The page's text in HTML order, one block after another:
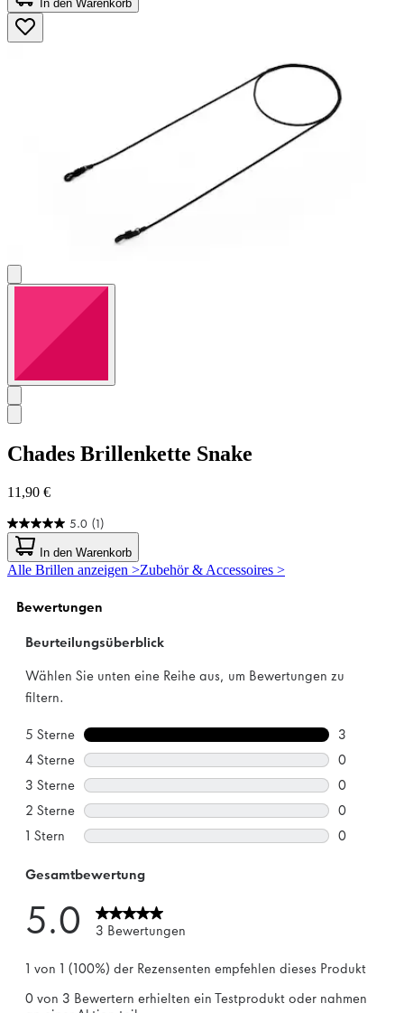
5
Sternen.
5
In den Warenkorb
Chades Brillenkette Snake
11,90 €
5.0 (1)
5.0
von
5
Sternen.
Bewertung
In den Warenkorb
Alle Brillen anzeigen >Zubehör & Accessoires >